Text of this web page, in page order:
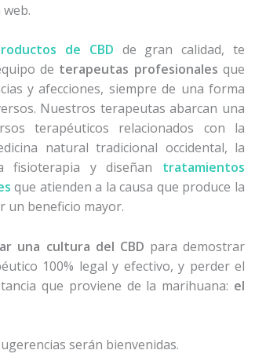
de CBD de gran calidad, te
de terapeutas profesionales que
y afecciones, siempre de una forma
Nuestros terapeutas abarcan una
terapéuticos relacionados con la
natural tradicional occidental, la
fisioterapia y diseñan tratamientos
que atienden a la causa que produce la
un beneficio mayor.
una cultura del CBD para demostrar
100% legal y efectivo, y perder el
que proviene de la marihuana: el
serán bienvenidas.